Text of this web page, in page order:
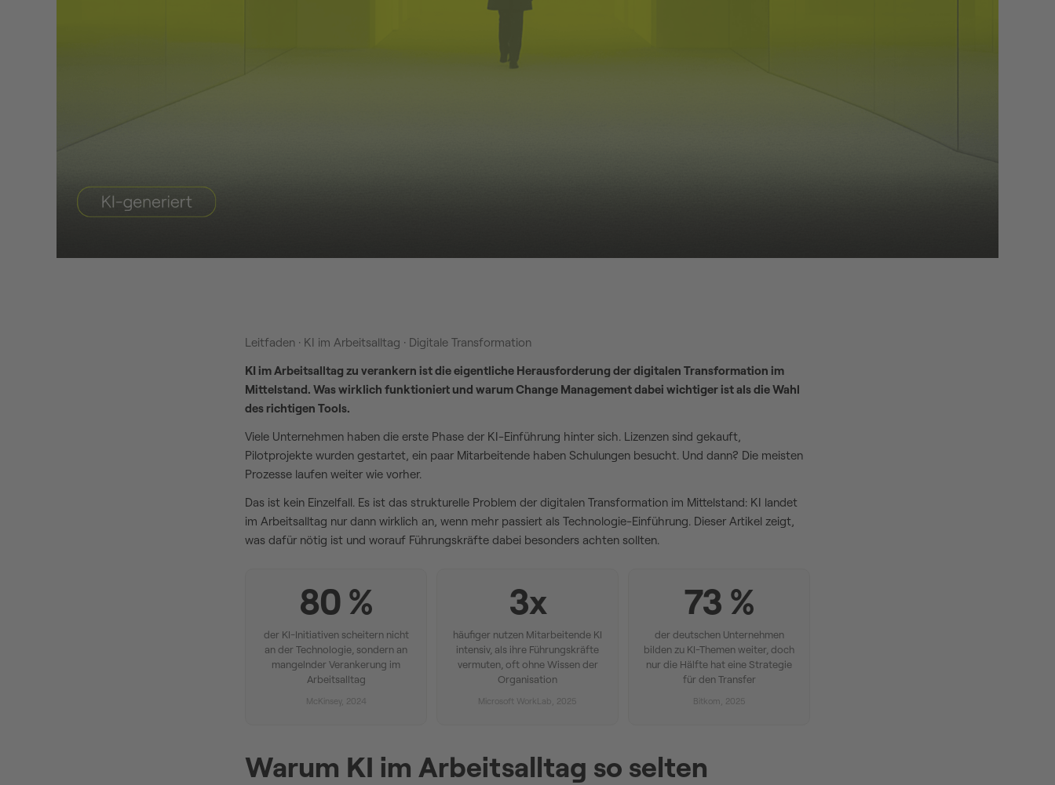
Leitfaden · KI im Arbeitsalltag · Digitale Transformation
KI im Arbeitsalltag zu verankern ist die eigentliche Herausforderung der digitalen Transformation im
Mittelstand. Was wirklich funktioniert und warum Change Management dabei wichtiger ist als die Wahl
des richtigen Tools.
Viele Unternehmen haben die erste Phase der KI-Einführung hinter sich. Lizenzen sind gekauft,
Pilotprojekte wurden gestartet, ein paar Mitarbeitende haben Schulungen besucht. Und dann? Die meisten
Prozesse laufen weiter wie vorher.
Das ist kein Einzelfall. Es ist das strukturelle Problem der digitalen Transformation im Mittelstand: KI landet
im Arbeitsalltag nur dann wirklich an, wenn mehr passiert als Technologie-Einführung. Dieser Artikel zeigt,
was dafür nötig ist und worauf Führungskräfte dabei besonders achten sollten.
80 %
der KI-Initiativen scheitern nicht
an der Technologie, sondern an
mangelnder Verankerung im
Arbeitsalltag
McKinsey, 2024
3x
häufiger nutzen Mitarbeitende KI
intensiv, als ihre Führungskräfte
vermuten, oft ohne Wissen der
Organisation
Microsoft WorkLab, 2025
73 %
der deutschen Unternehmen
bilden zu KI-Themen weiter, doch
nur die Hälfte hat eine Strategie
für den Transfer
Bitkom, 2025
Warum KI im Arbeitsalltag so selten